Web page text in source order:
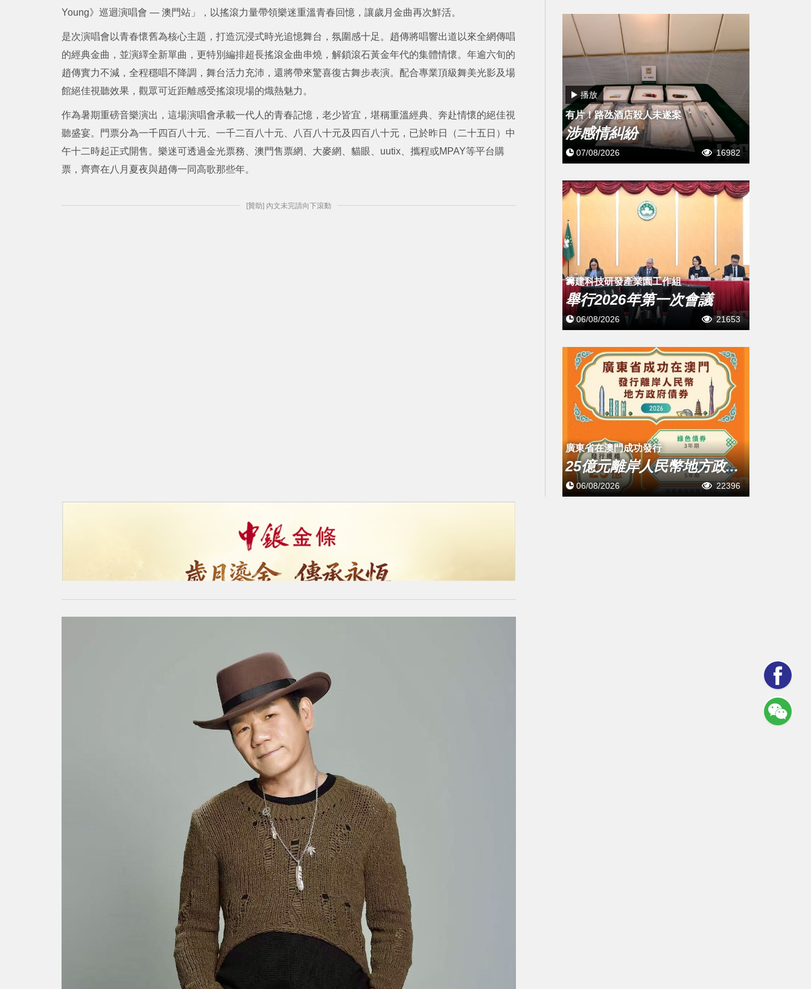
Young》巡迴演唱會 — 澳門站」，以搖滾力量帶領樂迷重溫青春回憶，讓歲月金曲再次鮮活。
是次演唱會以青春懷舊為核心主題，打造沉浸式時光追憶舞台，氛圍感十足。趙傳將唱響出道以來全網傳唱
的經典金曲，並演繹全新單曲，更特別編排超長搖滾金曲串燒，解鎖滾石黃金年代的集體情懷。年逾六旬的
趙傳實力不減，全程穩唱不降調，舞台活力充沛，還將帶來驚喜復古舞步表演。配合專業頂級舞美光影及場
館絕佳視聽效果，觀眾可近距離感受搖滾現場的熾熱魅力。
作為暑期重磅音樂演出，這場演唱會承載一代人的青春記憶，老少皆宜，堪稱重溫經典、奔赴情懷的絕佳視
聽盛宴。門票分為一千四百八十元、一千二百八十元、八百八十元及四百八十元，已於昨日（二十五日）中
午十二時起正式開售。樂迷可透過金光票務、澳門售票網、大麥網、貓眼、uutix、攜程或MPAY等平台購
票，齊齊在八月夏夜與趙傳一同高歌那些年。
[贊助] 內文未完請向下滾動
播放
有片！路氹酒店殺人未遂案
涉感情糾紛
07/08/2026 16982
籌建科技研發產業園工作組
舉行2026年第一次會議
06/08/2026 21653
廣東省在澳門成功發行
25億元離岸人民幣地方政...
06/08/2026 22396